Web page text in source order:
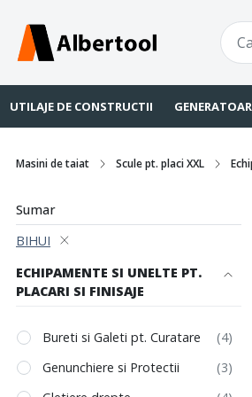
UTILAJE DE CONSTRUCTII
Masini de taiat Scule pt. placi XXL
Sumar
BIHUI
ECHIPAMENTE SI UNELTE PT.
PLACARI SI FINISAJE
Bureti si Galeti pt. Curatare
Genunchiere si Protectii